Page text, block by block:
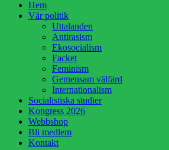
HoppaHem
Vår politik
Uttalanden
Antirasism
Ekosocialism
Facket
Feminism
Gemensam välfärd
Internationalism
Socialistiska studier
Kongress 2026
Webbshop
Bli medlem
Kontakt